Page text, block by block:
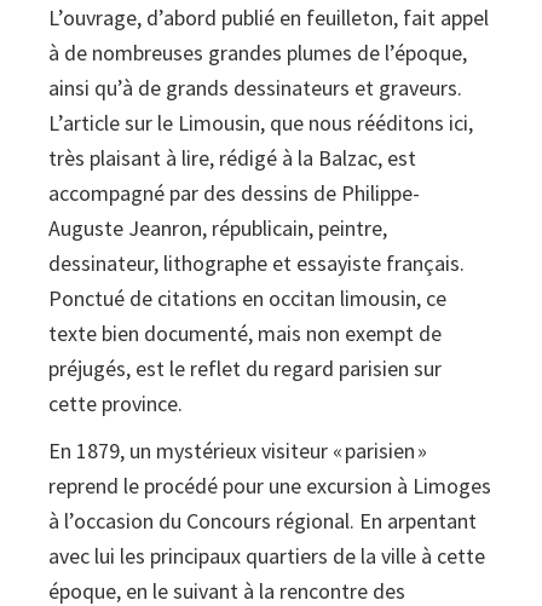
L’ouvrage, d’abord publié en feuilleton, fait appel
à de nombreuses grandes plumes de l’époque,
ainsi qu’à de grands dessinateurs et graveurs.
L’article sur le Limousin, que nous rééditons ici,
très plaisant à lire, rédigé à la Balzac, est
accompagné par des dessins de Philippe-
Auguste Jeanron, républicain, peintre,
dessinateur, lithographe et essayiste français.
Ponctué de citations en occitan limousin, ce
texte bien documenté, mais non exempt de
préjugés, est le reflet du regard parisien sur
cette province.
En 1879, un mystérieux visiteur « parisien »
reprend le procédé pour une excursion à Limoges
à l’occasion du Concours régional. En arpentant
avec lui les principaux quartiers de la ville à cette
époque, en le suivant à la rencontre des